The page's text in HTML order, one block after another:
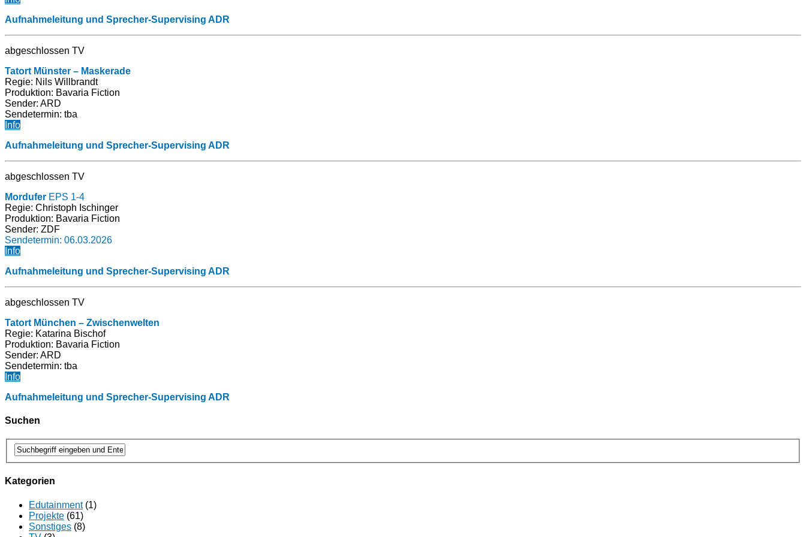
Aufnahmeleitung und Sprecher-Supervising ADR
abgeschlossen TV
Tatort Münster – Maskerade
Regie: Nils Willbrandt
Produktion: Bavaria Fiction
Sender: ARD
Sendetermin: tba
Info
Aufnahmeleitung und Sprecher-Supervising ADR
abgeschlossen TV
Mordufer EPS 1-4
Regie: Christoph Ischinger
Produktion: Bavaria Fiction
Sender: ZDF
Sendetermin: 06.03.2026
Info
Aufnahmeleitung und Sprecher-Supervising ADR
abgeschlossen TV
Tatort München – Zwischenwelten
Regie: Katarina Bischof
Produktion: Bavaria Fiction
Sender: ARD
Sendetermin: tba
Info
Aufnahmeleitung und Sprecher-Supervising ADR
Suchen
Kategorien
Edutainment(1)
Projekte (61)
Sonstiges (8)